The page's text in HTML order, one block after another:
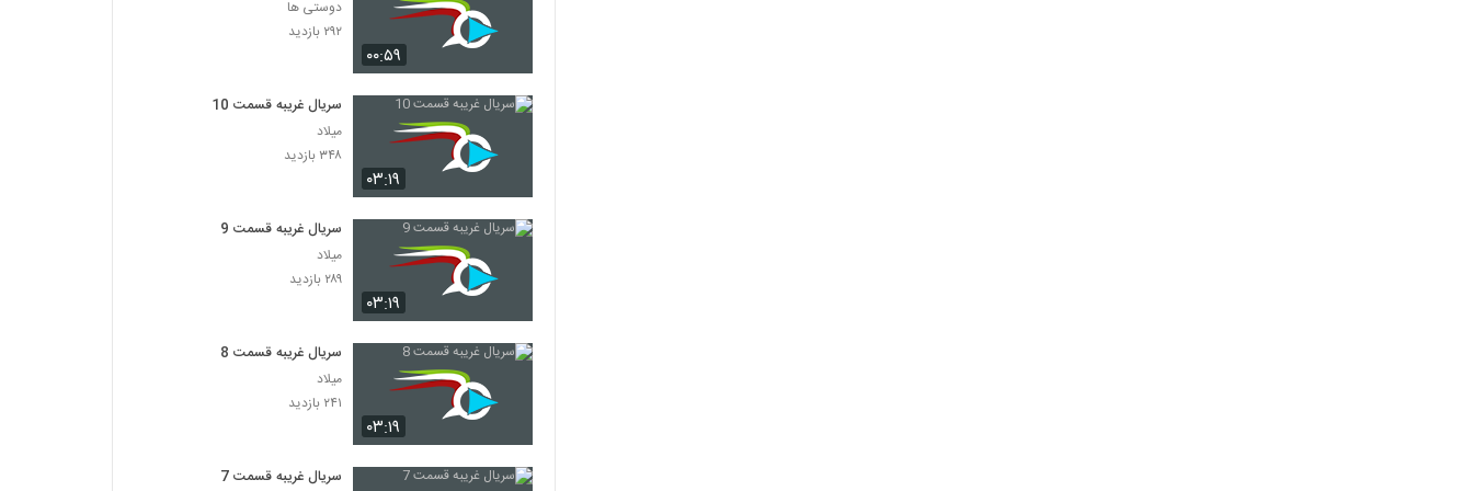
۰۰:۵۹
دوستی ها
۲۹۲ بازدید
۰۳:۱۹
سریال غریبه قسمت 10
میلاد
۳۴۸ بازدید
۰۳:۱۹
سریال غریبه قسمت 9
میلاد
۲۸۹ بازدید
۰۳:۱۹
سریال غریبه قسمت 8
میلاد
۲۴۱ بازدید
سریال غریبه قسمت 7